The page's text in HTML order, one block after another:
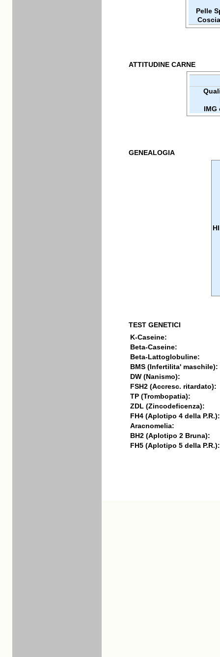
Pelle
ATTITUDINE CARNE
IMG
GENEALOGIA
TEST GENETICI
K-Caseine:
Beta-Caseine:
Beta-Lattoglobuline:
BMS (Infertilita' maschile):
DW (Nanismo):
FSH2 (Accresc. ritardato):
TP (Trombopatia):
ZDL (Zincodeficenza):
FH4 (Aplotipo 4 della P.R.):
Aracnomelia:
BH2 (Aplotipo 2 Bruna):
FH5 (Aplotipo 5 della P.R.):